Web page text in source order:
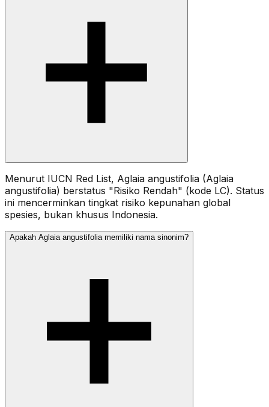
Menurut IUCN Red List, Aglaia angustifolia (Aglaia
angustifolia) berstatus "Risiko Rendah" (kode LC). Status
ini mencerminkan tingkat risiko kepunahan global
spesies, bukan khusus Indonesia.
Apakah Aglaia angustifolia memiliki nama sinonim?